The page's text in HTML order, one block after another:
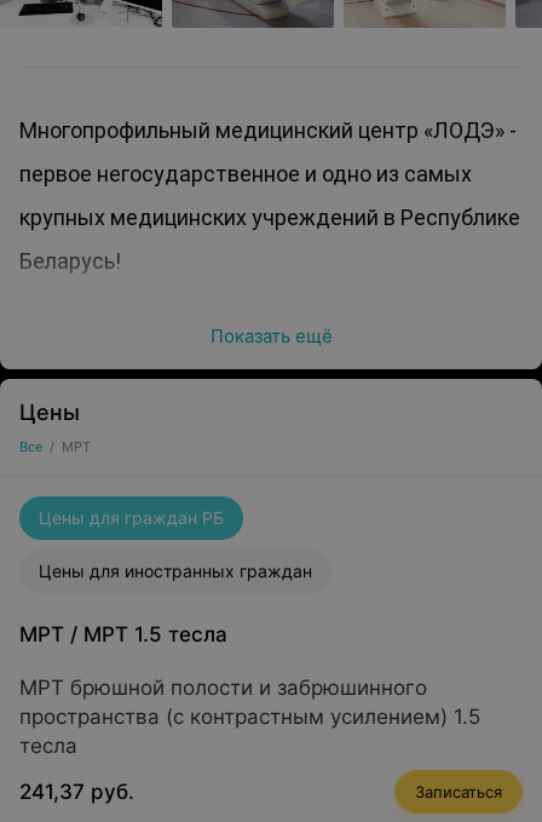
Многопрофильный медицинский центр «ЛОДЭ» -
первое негосударственное и одно из самых
крупных медицинских учреждений в Республике
Беларусь!
Лидерские позиции на рынке медицинских услуг центр
сохраняет уже более 23 лет! Подтвердилось это
лидерство знаковым для страны событием: в начале
2016 года в центре «ЛОДЭ» распахнуло свои двери
Показать ещё
Цены
Все / МРТ
Цены для граждан РБ
Цены для иностранных граждан
МРТ / МРТ 1.5 тесла
МРТ брюшной полости и забрюшинного
пространства (с контрастным усилением) 1.5
тесла
241,37 руб.
Записаться